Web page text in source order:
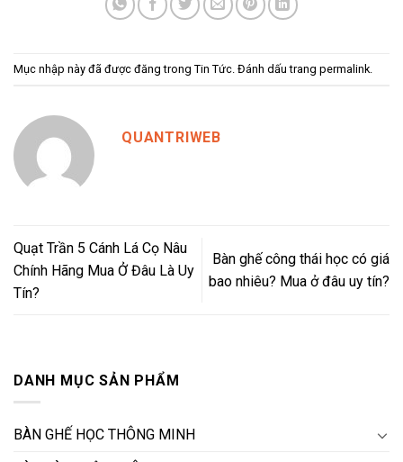
Mục nhập này đã được đăng trong Tin Tức . Đánh dấu trang permalink
QUANTRIWEB
Quạt Trần 5 Cánh Lá Cọ Nâu
Chính Hãng Mua Ở Đâu Là Uy
Tín?
Bàn ghế công thái học có giá
bao nhiêu? Mua ở đâu uy tín?
DANH MỤC SẢN PHẨM
BÀN GHẾ HỌC THÔNG MINH